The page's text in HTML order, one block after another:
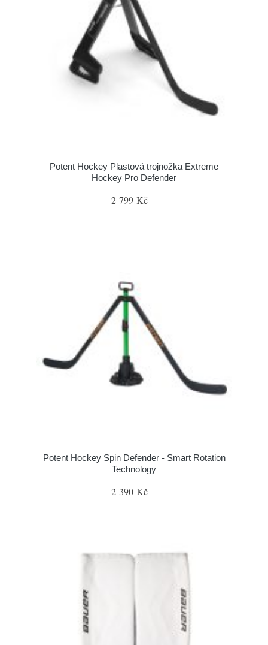
Potent Hockey Plastová trojnožka Extreme
Hockey Pro Defender
2 799 Kč
Potent Hockey Spin Defender - Smart Rotation
Technology
2 390 Kč